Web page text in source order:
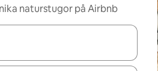
naturstugor på Airbnb
kan du navigera med upp-